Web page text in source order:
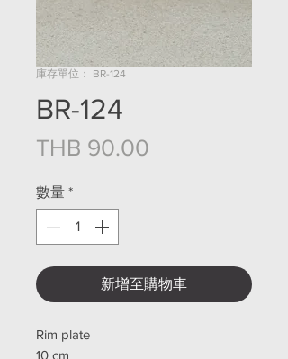
庫存單位： BR-124
BR-124
THB 90.00
數量 *
新增至購物車
Rim plate
10 cm